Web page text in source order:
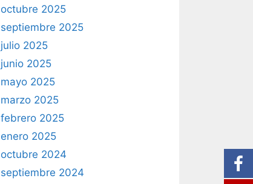
octubre 2025
septiembre 2025
julio 2025
junio 2025
mayo 2025
marzo 2025
febrero 2025
enero 2025
octubre 2024
septiembre 2024